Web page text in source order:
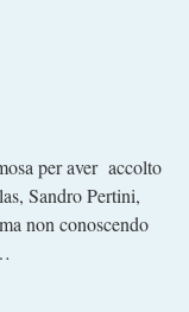
per aver accolto
Sandro Pertini,
non conoscendo